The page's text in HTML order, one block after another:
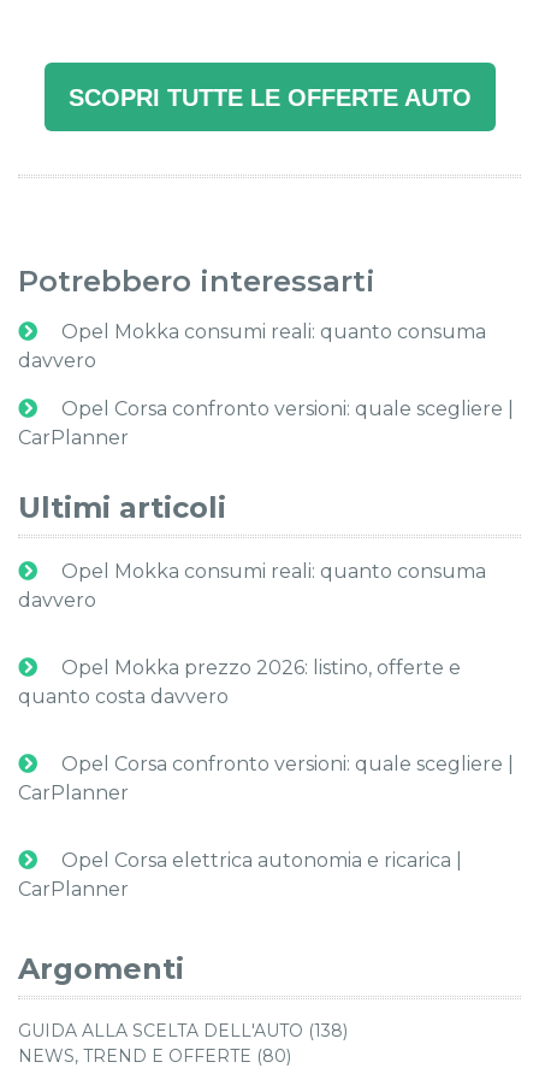
SCOPRI TUTTE LE OFFERTE AUTO
Potrebbero interessarti
Opel Mokka consumi reali: quanto consuma
davvero
Opel Corsa confronto versioni: quale scegliere |
CarPlanner
Ultimi articoli
Opel Mokka consumi reali: quanto consuma
davvero
Opel Mokka prezzo 2026: listino, offerte e
quanto costa davvero
Opel Corsa confronto versioni: quale scegliere |
CarPlanner
Opel Corsa elettrica autonomia e ricarica |
CarPlanner
Argomenti
GUIDA ALLA SCELTA DELL'AUTO (138)
NEWS, TREND E OFFERTE (80)